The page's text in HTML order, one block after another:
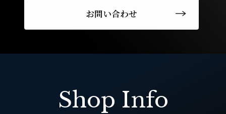
お問い合わせ
Shop Info